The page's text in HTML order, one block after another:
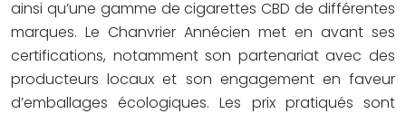
ainsi qu’une gamme de cigarettes CBD de différentes
marques. Le Chanvrier Annécien met en avant ses
certifications, notamment son partenariat avec des
producteurs locaux et son engagement en faveur
d’emballages écologiques. Les prix pratiqués sont